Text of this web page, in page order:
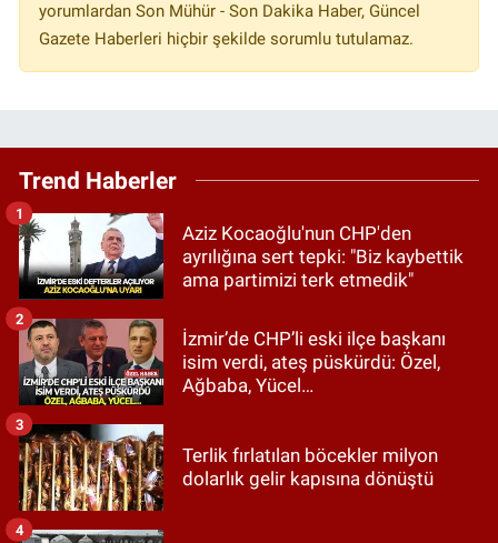
yorumlardan Son Mühür - Son Dakika Haber, Güncel
Gazete Haberleri hiçbir şekilde sorumlu tutulamaz.
Trend Haberler
Aziz Kocaoğlu'nun CHP'den
ayrılığına sert tepki: "Biz kaybettik
ama partimizi terk etmedik"
1
İzmir’de CHP’li eski ilçe başkanı
isim verdi, ateş püskürdü: Özel,
Ağbaba, Yücel…
2
Terlik fırlatılan böcekler milyon
dolarlık gelir kapısına dönüştü
3
4